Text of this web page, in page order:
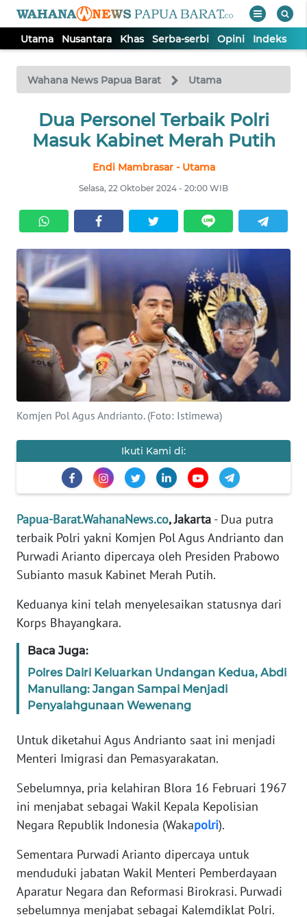
Utama Nusantara Khas Serba-serbi Opini Indeks
Wahana News Papua Barat Utama
Dua Personel Terbaik Polri
Masuk Kabinet Merah Putih
Endi Mambrasar - Utama
Selasa, 22 Oktober 2024 - 20:00 WIB
Komjen Pol Agus Andrianto. (Foto: Istimewa)
Ikuti Kami di:
Papua-Barat.WahanaNews.co, Jakarta - Dua putra
terbaik Polri yakni Komjen Pol Agus Andrianto dan
Purwadi Arianto dipercaya oleh Presiden Prabowo
Subianto masuk Kabinet Merah Putih.
Keduanya kini telah menyelesaikan statusnya dari
Korps Bhayangkara.
Baca Juga:
Polres Dairi Keluarkan Undangan Kedua, Abdi
Manullang: Jangan Sampai Menjadi
Penyalahgunaan Wewenang
Untuk diketahui Agus Andrianto saat ini menjadi
Menteri Imigrasi dan Pemasyarakatan.
Sebelumnya, pria kelahiran Blora 16 Februari 1967
ini menjabat sebagai Wakil Kepala Kepolisian
Negara Republik Indonesia (Wakapolri).
Sementara Purwadi Arianto dipercaya untuk
menduduki jabatan Wakil Menteri Pemberdayaan
Aparatur Negara dan Reformasi Birokrasi. Purwadi
sebelumnya menjabat sebagai Kalemdiklat Polri.
TV
Tutup
UTAMA
SERBA-
SERBI
OPINI
Informasi
INDEKS
BERITA
KONTAK
KAMI
KAMI
PEDOMAN
MEDIA
REDAKSI
KARIR
DISCLAIMER
News
Regional
WN
SUMUT
JAKARTA
WN
JABAR